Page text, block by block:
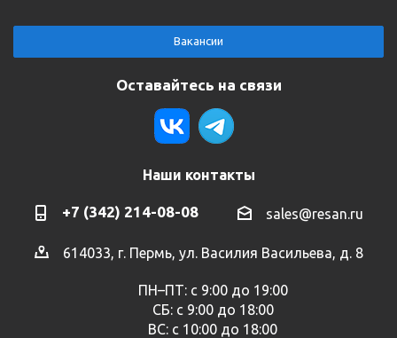
Вакансии
Оставайтесь на связи
Наши контакты
+7 (342) 214-08-08 sales@resan.ru
614033, г. Пермь, ул. Василия Васильева, д. 8
ПН–ПТ: с 9:00 до 19:00
СБ: с 9:00 до 18:00
ВС: с 10:00 до 18:00